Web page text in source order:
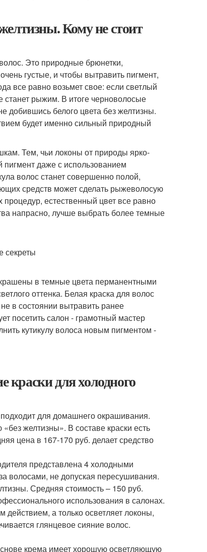
Кому не стоит
Это природные брюнетки,
густые, и чтобы вытравить пигмент,
все равно возьмет свое: если светлый
станет рыжим. В итоге черноволосые
добившись белого цвета без желтизны.
будет именно сильный природный
Тем, чьи локоны от природы ярко-
даже с использованием
волос станет совершенно полой,
средств может сделать рыжеволосую
естественный цвет все равно
напрасно, лучше выбрать более темные
в темные цвета перманентными
оттенка. Белая краска для волос
в состоянии вытравить ранее
посетить салон - грамотный мастер
кутикулу волоса новым пигментом -
для холодного
для домашнего окрашивания.
желтизны». В составе краски есть
цена в 167-170 руб. делает средство
представлена 4 холодными
волосами, не допуская пересушивания.
Средняя стоимость – 150 руб.
использования в салонах.
а только осветляет локоны,
глянцевое сияние волос.
крема имеет хорошую осветляющую